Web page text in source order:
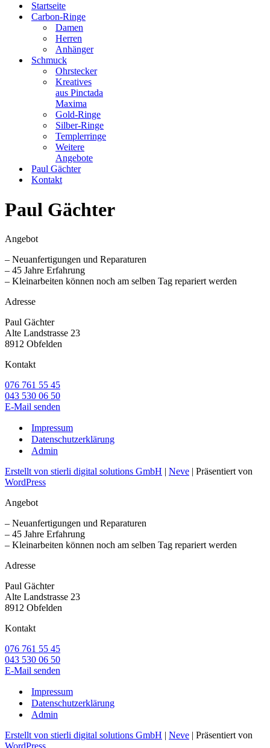
Startseite
Carbon-Ringe
Damen
Herren
Anhänger
Schmuck
Ohrstecker
Kreatives
aus Pinctada
Maxima
Gold-Ringe
Silber-Ringe
Templerringe
Weitere
Angebote
Paul Gächter
Kontakt
Paul Gächter
Angebot
– Neuanfertigungen und Reparaturen
– 45 Jahre Erfahrung
– Kleinarbeiten können noch am selben Tag repariert werden
Adresse
Paul Gächter
Alte Landstrasse 23
8912 Obfelden
Kontakt
076 761 55 45
043 530 06 50
E-Mail senden
Impressum
Datenschutzerklärung
Admin
Erstellt von stierli digital solutions GmbH | Neve | Präsentiert von
WordPress
Angebot
– Neuanfertigungen und Reparaturen
– 45 Jahre Erfahrung
– Kleinarbeiten können noch am selben Tag repariert werden
Adresse
Paul Gächter
Alte Landstrasse 23
8912 Obfelden
Kontakt
076 761 55 45
043 530 06 50
E-Mail senden
Impressum
Datenschutzerklärung
Admin
Erstellt von stierli digital solutions GmbH | Neve | Präsentiert von